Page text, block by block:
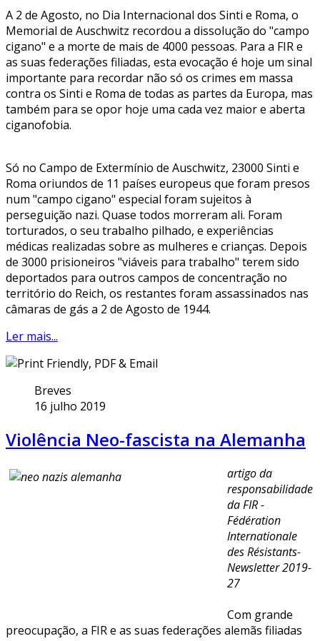
A 2 de Agosto, no Dia Internacional dos Sinti e Roma, o
Memorial de Auschwitz recordou a dissolução do "campo
cigano" e a morte de mais de 4000 pessoas. Para a FIR e
as suas federações filiadas, esta evocação é hoje um sinal
importante para recordar não só os crimes em massa
contra os Sinti e Roma de todas as partes da Europa, mas
também para se opor hoje uma cada vez maior e aberta
ciganofobia.
Só no Campo de Extermínio de Auschwitz, 23000 Sinti e
Roma oriundos de 11 países europeus que foram presos
num "campo cigano" especial foram sujeitos à
perseguição nazi. Quase todos morreram ali. Foram
torturados, o seu trabalho pilhado, e experiências
médicas realizadas sobre as mulheres e crianças. Depois
de 3000 prisioneiros "viáveis para trabalho" terem sido
deportados para outros campos de concentração no
território do Reich, os restantes foram assassinados nas
câmaras de gás a 2 de Agosto de 1944.
Ler mais...
Breves
16 julho 2019
Violência Neo-fascista na Alemanha
artigo da
responsabilidade
da FIR -
Fédération
Internationale
des Résistants-
Newsletter 2019-
27
Com grande
preocupação, a FIR e as suas federações alemãs filiadas